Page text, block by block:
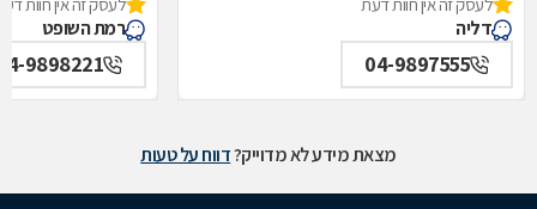
דליה
04-9897555
רמת השופט
9898221
מצאת מידע לא מדוייק?דווח על טעות